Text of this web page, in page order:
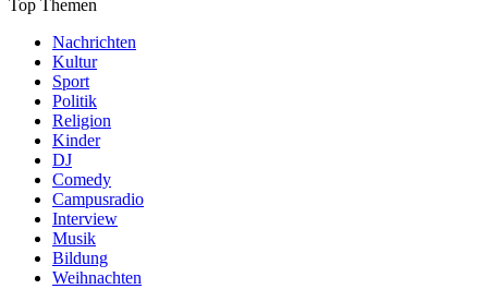
Top Themen
Nachrichten
Kultur
Sport
Politik
Religion
Kinder
DJ
Comedy
Campusradio
Interview
Musik
Bildung
Weihnachten